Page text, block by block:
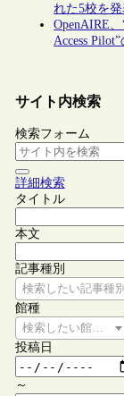
れた5校を発
OpenAIRE、
Access
サイト内検索
検索フォーム
詳細検索
タイトル
本文
記事種別
検索したい記事種
館種
検索したい館種を
投稿日
～